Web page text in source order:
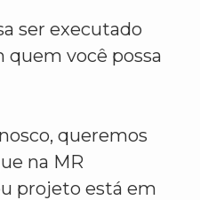
ser executado
quem você possa
queremos
na MR
projeto está em